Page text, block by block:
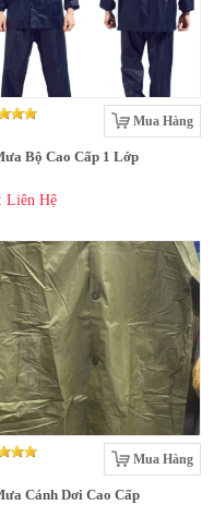
Mua Hàng
Bộ Cao Cấp 1 Lớp
Liên Hệ
Mua Hàng
Cánh Dơi Cao Cấp